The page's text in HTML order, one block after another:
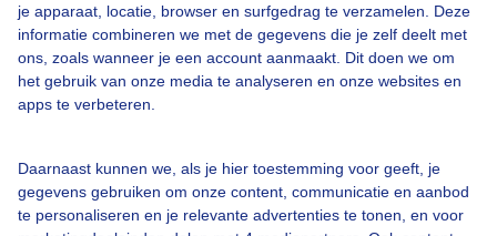
je apparaat, locatie, browser en surfgedrag te verzamelen. Deze
informatie combineren we met de gegevens die je zelf deelt met
ons, zoals wanneer je een account aanmaakt. Dit doen we om
het gebruik van onze media te analyseren en onze websites en
apps te verbeteren.
Daarnaast kunnen we, als je hier toestemming voor geeft, je
gegevens gebruiken om onze content, communicatie en aanbod
te personaliseren en je relevante advertenties te tonen, en voor